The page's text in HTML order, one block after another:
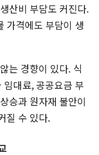
산비 부담도 커진다.
가격에도 부담이 생
는 경향이 있다. 식
대료, 공공요금 부
승과 원자재 불안이
질 수 있다.